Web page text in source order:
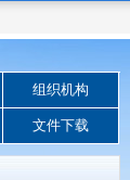
组织机构
文件下载